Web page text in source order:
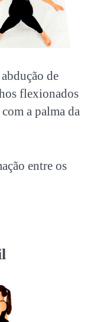
de
flexionados
a palma da
entre os